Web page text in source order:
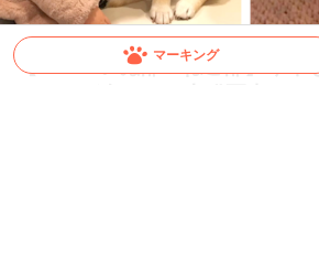
マーキング
【PECOいぬ部＆ねこ部】今年